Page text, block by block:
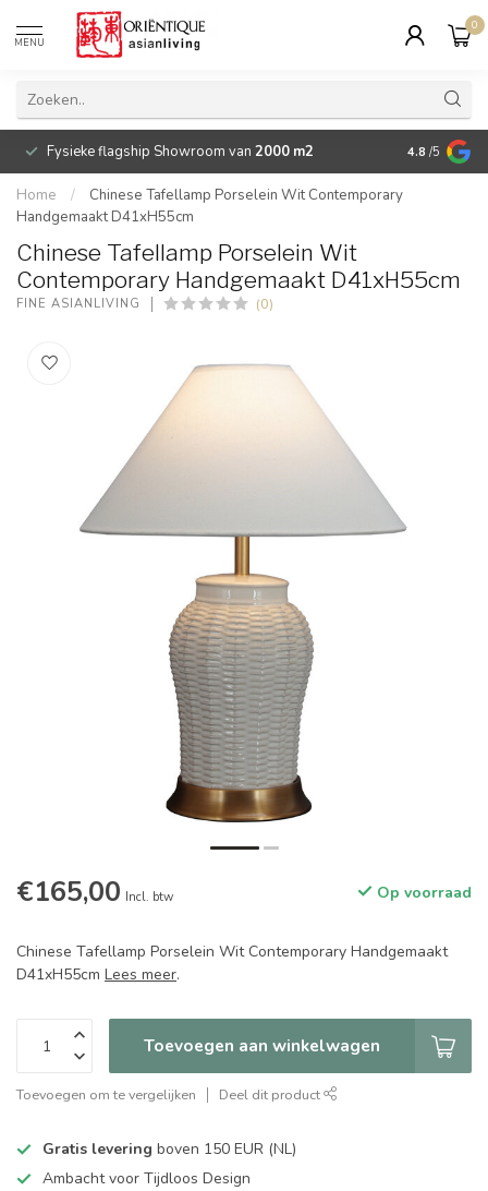
MENU
0
Fysieke flagship Showroom van 2000 m2 Betaalbare
4.8 /5
Home /
Chinese Tafellamp Porselein Wit Contemporary
Handgemaakt D41xH55cm
Chinese Tafellamp Porselein Wit
Contemporary Handgemaakt D41xH55cm
FINE ASIANLIVING (0)
€165,00 Incl. btw Op voorraad
Chinese Tafellamp Porselein Wit Contemporary Handgemaakt
D41xH55cm Lees meer.
Toevoegen aan winkelwagen
Toevoegen om te vergelijken Deel dit product
Gratis levering boven 150 EUR (NL)
Ambacht voor Tijdloos Design